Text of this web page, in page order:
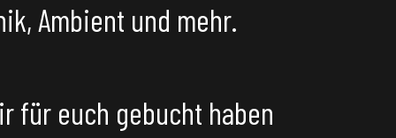
Ambient und mehr.
für euch gebucht haben